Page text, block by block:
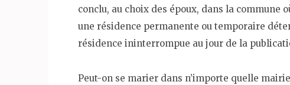
conclu, au choix des époux, dans la commune
une résidence permanente ou temporaire
résidence ininterrompue au jour de la
Peut-on se marier dans n’importe quelle